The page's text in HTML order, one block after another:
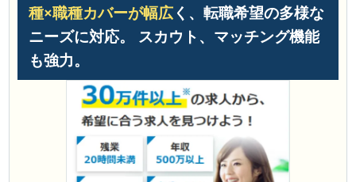
種×職種カバーが幅広く、転職希望の多様な
ニーズに対応。 スカウト、マッチング機能
も強力。